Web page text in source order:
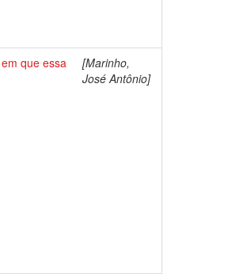
que essa
[Marinho,
José Antônio]